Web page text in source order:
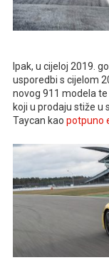
Ipak, u cijeloj 2019.
usporedbi s cijelom
novog 911 modela te
koji u prodaju stiže u
Taycan kao potpuno